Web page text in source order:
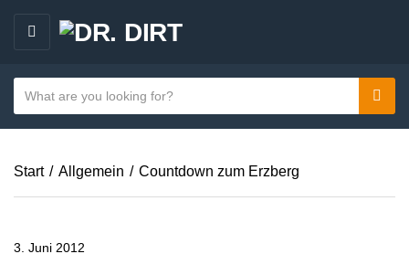
M
a
e
g
e
a
c
h
e
Start / Allgemein / Countdown zum Erzberg
3. Juni 2012